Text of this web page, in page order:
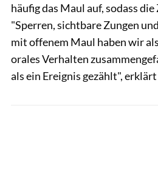
häufig das Maul auf, sodass die
"Sperren, sichtbare Zungen
mit offenem Maul haben wir
orales Verhalten
als ein Ereignis gezählt",